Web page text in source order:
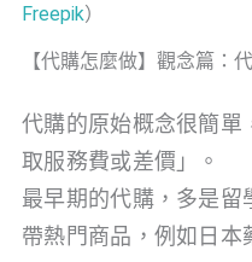
Freepik）
【代購怎麼做】觀念篇：
代購的原始概念很簡單
取服務費或差價」。
最早期的代購，多是
帶熱門商品，例如日